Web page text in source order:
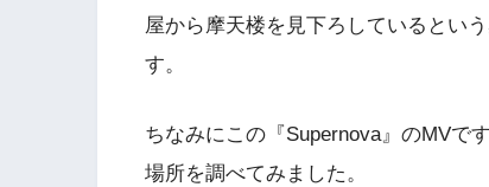
屋から摩天楼を見下ろしているとい
す。
ちなみにこの『Supernova』のMVで
場所を調べてみました。